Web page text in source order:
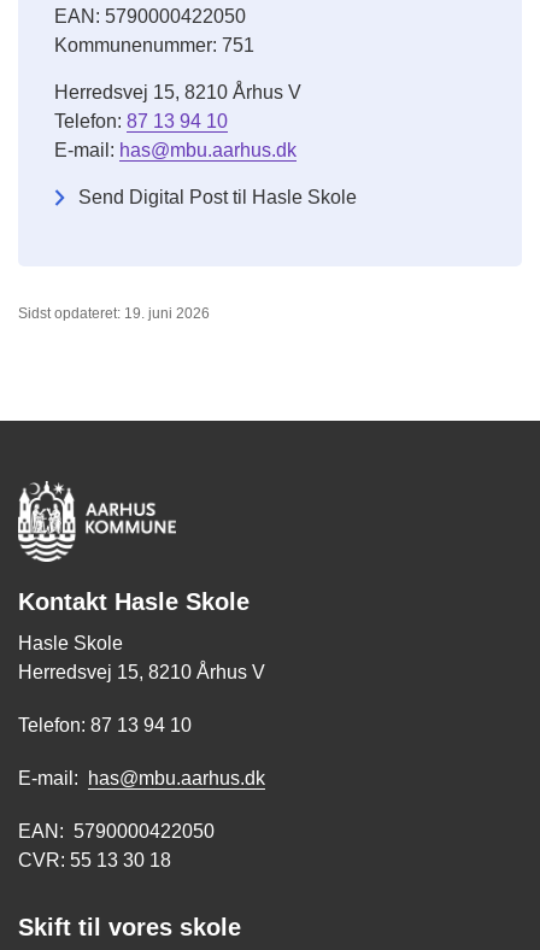
EAN: 5790000422050
Kommunenummer: 751
Herredsvej 15, 8210 Århus V
Telefon: 87 13 94 10
E-mail: has@mbu.aarhus.dk
Send Digital Post til Hasle Skole
Sidst opdateret: 19. juni 2026
Kontakt Hasle Skole
Hasle Skole
Herredsvej 15, 8210 Århus V
Telefon: 87 13 94 10
E-mail: has@mbu.aarhus.dk
EAN: 5790000422050
CVR: 55 13 30 18
Skift til vores skole